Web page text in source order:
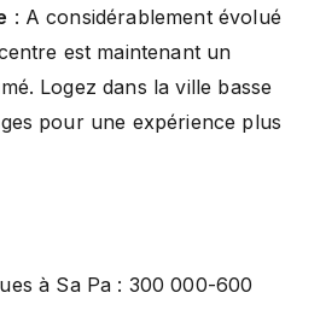
: A considérablement évolué
est maintenant un
Logez dans la ville basse
pour une expérience plus
à Sa Pa : 300 000-600